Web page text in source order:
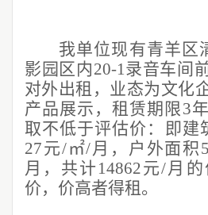
我单位现有青羊区
影园区内20-1录音车间
对外出租，业态为文化
产品展示，租赁期限3
取不低于评估价：即建
27元/㎡/月，户外面积
月，共计14862元/月
价，价高者得租。